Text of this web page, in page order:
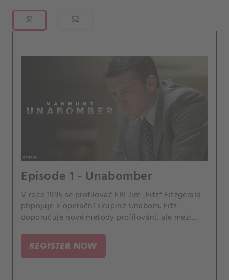
S1 S2
Episode 1 - Unabomber
V roce 1995 se profilovač FBI Jim „Fitz“ Fitzgerald
připojuje k operační skupině Unabom. Fitz
doporučuje nové metody profilování, ale mezi
REGISTER NOW